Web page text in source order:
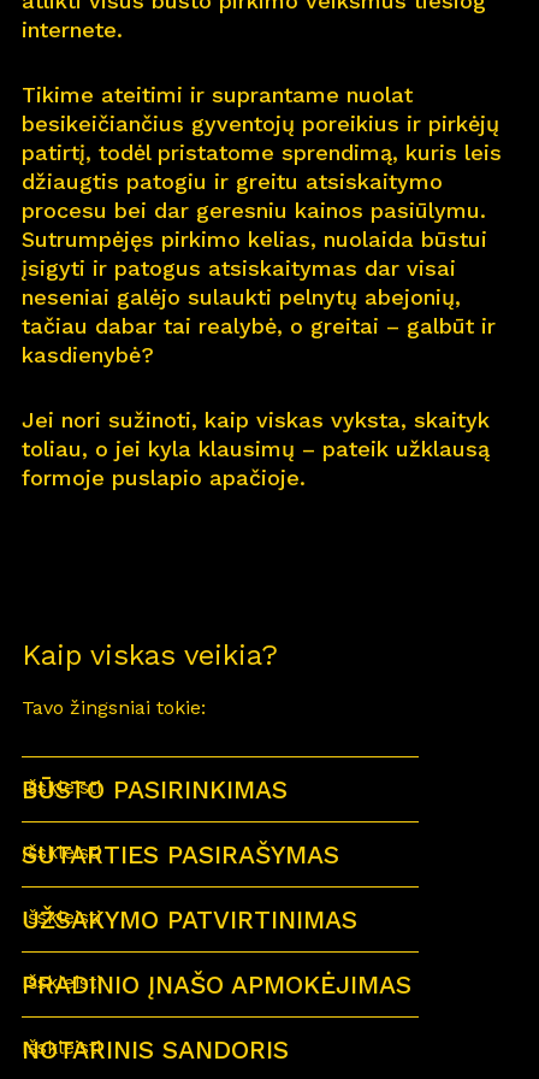
Apiemus
Karjera 11
Naujienos
Nauj ų namų kortelė
Kontaktai
internete.
Tikime ateitimi ir suprantame nuolat
besikeičiančius gyventojų poreikius ir pirkėjų
patirtį, todėl pristatome sprendimą, kuris leis
džiaugtis patogiu ir greitu atsiskaitymo
procesu bei dar geresniu kainos pasiūlymu.
Sutrumpėjęs pirkimo kelias, nuolaida būstui
įsigyti ir patogus atsiskaitymas dar visai
neseniai galėjo sulaukti pelnytų abejonių,
tačiau dabar tai realybė, o greitai – galbūt ir
kasdienybė?
Jei nori sužinoti, kaip viskas vyksta, skaityk
toliau, o jei kyla klausimų – pateik užklausą
formoje puslapio apačioje.
Kaip viskas veikia?
Tavo žingsniai tokie:
Išskleisti
BŪSTO PASIRINKIMAS
Išskleisti
SUTARTIES PASIRAŠYMAS
Išskleisti
UŽSAKYMO PATVIRTINIMAS
Išskleisti
PRADINIO ĮNAŠO APMOKĖJIMAS
Išskleisti
NOTARINIS SANDORIS